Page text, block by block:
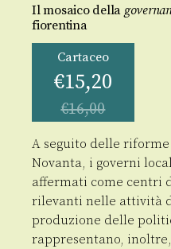
Il mosaico della
fiorentina
Cartaceo
€15,20
€16,00
A seguito delle
Novanta, i governi
affermati come centri
rilevanti nelle attività
produzione delle
rappresentano, inoltre,